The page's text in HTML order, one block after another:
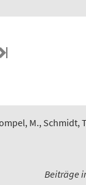
M., Schmidt,
Beiträge